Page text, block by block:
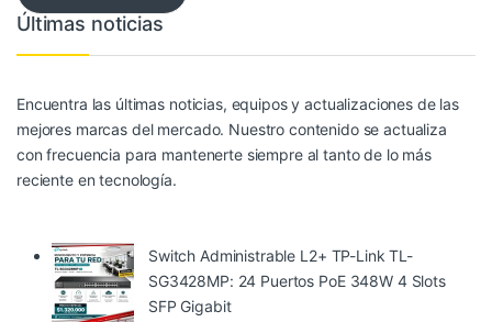
Últimas noticias
Encuentra las últimas noticias, equipos y actualizaciones de las
mejores marcas del mercado. Nuestro contenido se actualiza
con frecuencia para mantenerte siempre al tanto de lo más
reciente en tecnología.
Switch Administrable L2+ TP-Link TL-
SG3428MP: 24 Puertos PoE 348W 4 Slots
SFP Gigabit